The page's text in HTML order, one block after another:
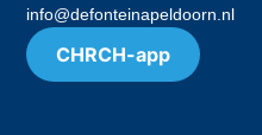
info@defonteinapeldoorn.nl
CHRCH-app